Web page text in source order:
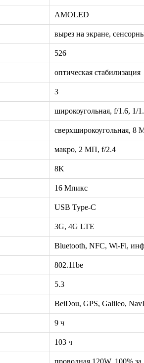
AMOLED
вырез на экране,
526
оптическая стабилизация
3
широкоугольная, f/1.6, 1/
сверхширокоугольная, 8
макро, 2 МП, f/2.4
8K
16 Мпикс
USB Type-C
3G, 4G LTE
Bluetooth, NFC, Wi-Fi,
802.11be
5.3
BeiDou, GPS, Galileo,
9 ч
103 ч
проводная 120W, 100%